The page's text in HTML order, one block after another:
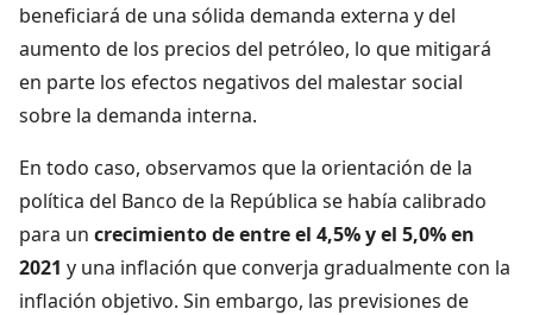
beneficiará de una sólida demanda externa y del
aumento de los precios del petróleo, lo que mitigará
en parte los efectos negativos del malestar social
sobre la demanda interna.
En todo caso, observamos que la orientación de la
política del Banco de la República se había calibrado
para un crecimiento de entre el 4,5% y el 5,0% en
2021 y una inflación que converja gradualmente con la
inflación objetivo. Sin embargo, las previsiones de